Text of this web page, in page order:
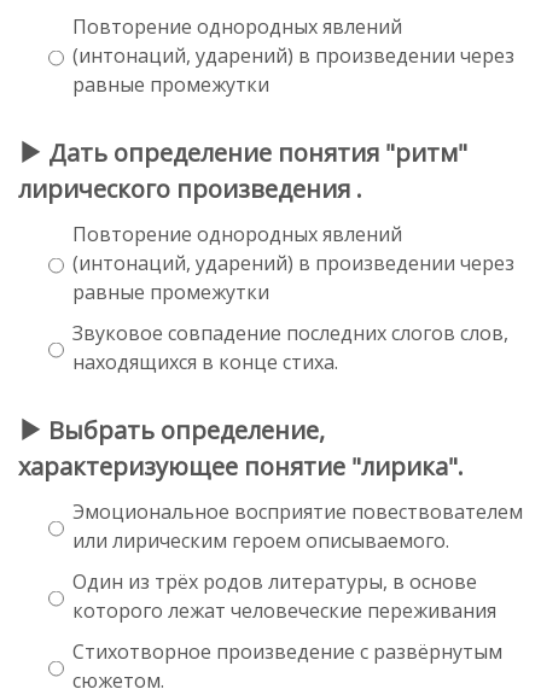
Повторение однородных явлений
(интонаций, ударений) в произведении через
равные промежутки
Дать определение понятия "ритм"
лирического произведения .
Повторение однородных явлений
(интонаций, ударений) в произведении через
равные промежутки
Звуковое совпадение последних слогов слов,
находящихся в конце стиха.
Выбрать определение,
характеризующее понятие "лирика".
Эмоциональное восприятие повествователем
или лирическим героем описываемого.
Один из трёх родов литературы, в основе
которого лежат человеческие переживания
Стихотворное произведение с развёрнутым
сюжетом.